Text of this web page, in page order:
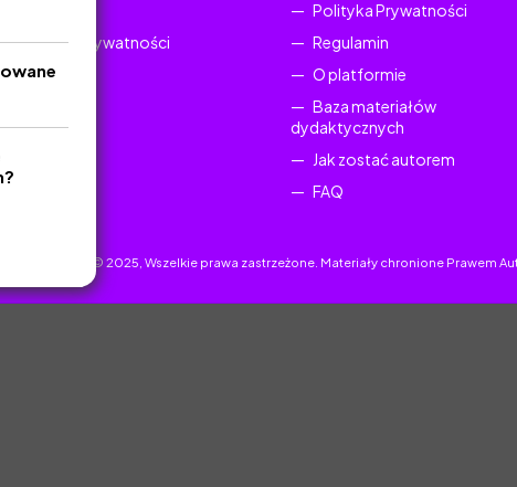
Polityka Prywatności
Polityka Prywatności
Regulamin
O platformie
Baza materiałów
dydaktycznych
Jak zostać autorem
FAQ
© 2025, Wszelkie prawa zastrzeżone. Materiały chronione Prawem